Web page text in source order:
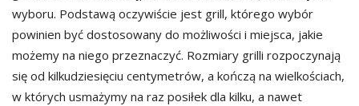
wyboru. Podstawą oczywiście jest grill, którego wybór
powinien być dostosowany do możliwości i miejsca, jakie
możemy na niego przeznaczyć. Rozmiary grilli rozpoczynają
się od kilkudziesięciu centymetrów, a kończą na wielkościach,
w których usmażymy na raz posiłek dla kilku, a nawet